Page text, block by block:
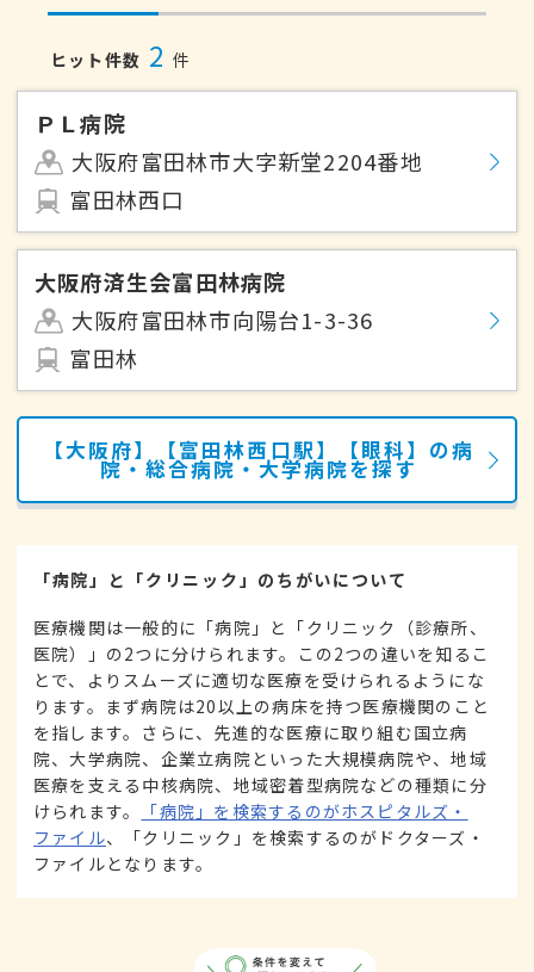
ヒット件数 2 件
ＰＬ病院
大阪府富田林市大字新堂2204番地
富田林西口
大阪府済生会富田林病院
大阪府富田林市向陽台1-3-36
富田林
【大阪府】【富田林西口駅】【眼科】の病
院・総合病院・大学病院を探す
「病院」と「クリニック」のちがいについて
医療機関は一般的に「病院」と「クリニック（診療所、
医院）」の2つに分けられます。この2つの違いを知るこ
とで、よりスムーズに適切な医療を受けられるようにな
ります。まず病院は20以上の病床を持つ医療機関のこと
を指します。さらに、先進的な医療に取り組む国立病
院、大学病院、企業立病院といった大規模病院や、地域
医療を支える中核病院、地域密着型病院などの種類に分
けられます。
「病院」を検索するのがホスピタルズ・
ファイル、「クリニック」を検索するのがドクターズ・
ファイルとなります。